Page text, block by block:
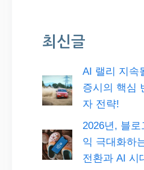
최신글
AI 랠리 지속
증시의 핵심
자 전략!
2026년, 블
익 극대화하
전환과 AI 시